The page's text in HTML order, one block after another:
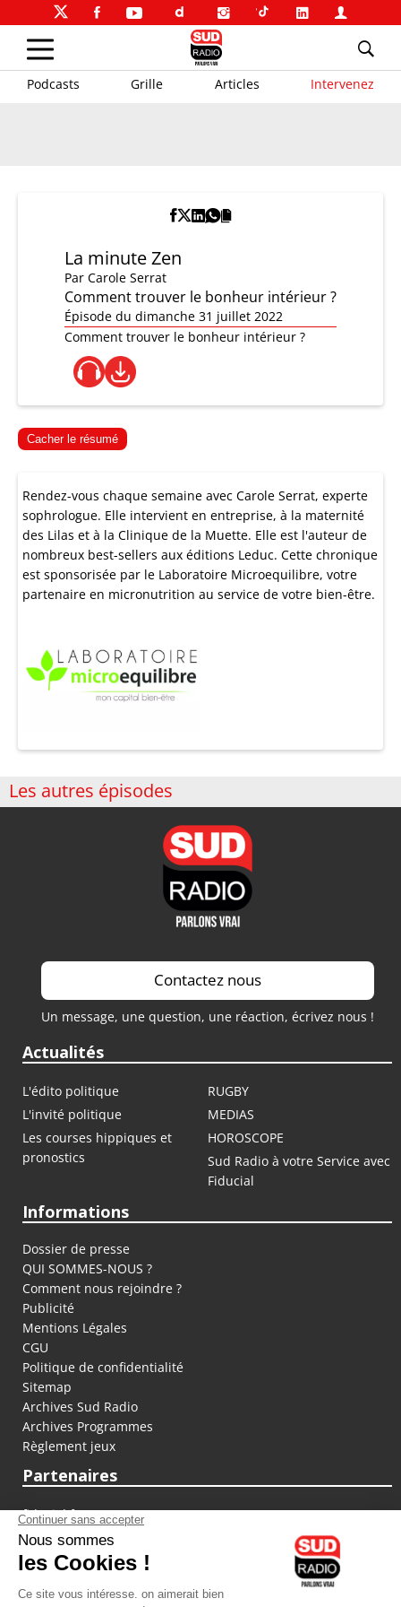
Podcasts Grille Articles Intervenez
La minute Zen
Par Carole Serrat
Comment trouver le bonheur intérieur ?
Épisode du dimanche 31 juillet 2022
Comment trouver le bonheur intérieur ?
Cacher le résumé
Rendez-vous chaque semaine avec Carole Serrat, experte
sophrologue. Elle intervient en entreprise, à la maternité
des Lilas et à la Clinique de la Muette. Elle est l'auteur de
nombreux best-sellers aux éditions Leduc. Cette chronique
est sponsorisée par le Laboratoire Microequilibre, votre
partenaire en micronutrition au service de votre bien-être.
Les autres épisodes
Contactez nous
Un message, une question, une réaction, écrivez nous !
Actualités
L'édito politique
RUGBY
L'invité politique
MEDIAS
Les courses hippiques et
pronostics
HOROSCOPE
Sud Radio à votre Service avec
Fiducial
Informations
Dossier de presse
QUI SOMMES-NOUS ?
Comment nous rejoindre ?
Publicité
Mentions Légales
CGU
Politique de confidentialité
Sitemap
Archives Sud Radio
Archives Programmes
Règlement jeux
Partenaires
fiducial.fr
lyoncapitale.fr
olympique-et-lyonnais.com
L'application Iphone / Android